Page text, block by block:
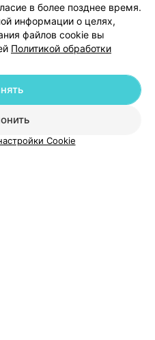
специалиста
Размещение рекламы
Публичный договор
Способы оплаты
в более позднее время.
информации о целях,
файлов cookie вы
Политикой обработки
Cookie